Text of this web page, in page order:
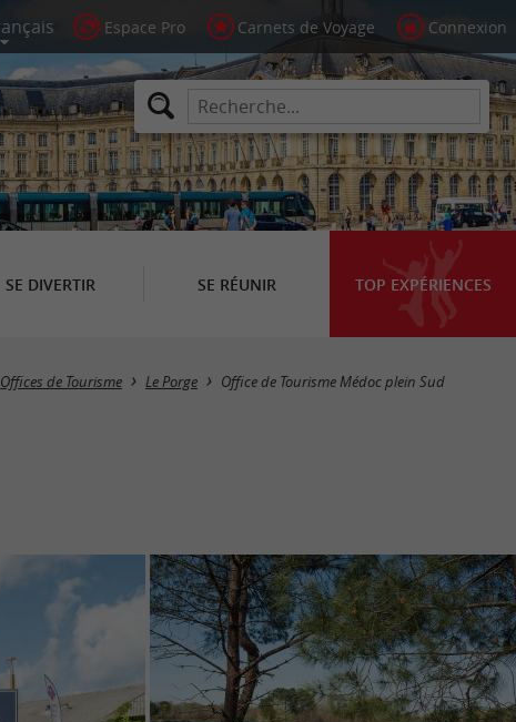
Espace Pro Carnets de Voyage Connexion
SE DIVERTIR SE RÉUNIR TOP EXPÉRIENCES
Offices de Tourisme Le Porge Office de Tourisme Médoc plein Sud